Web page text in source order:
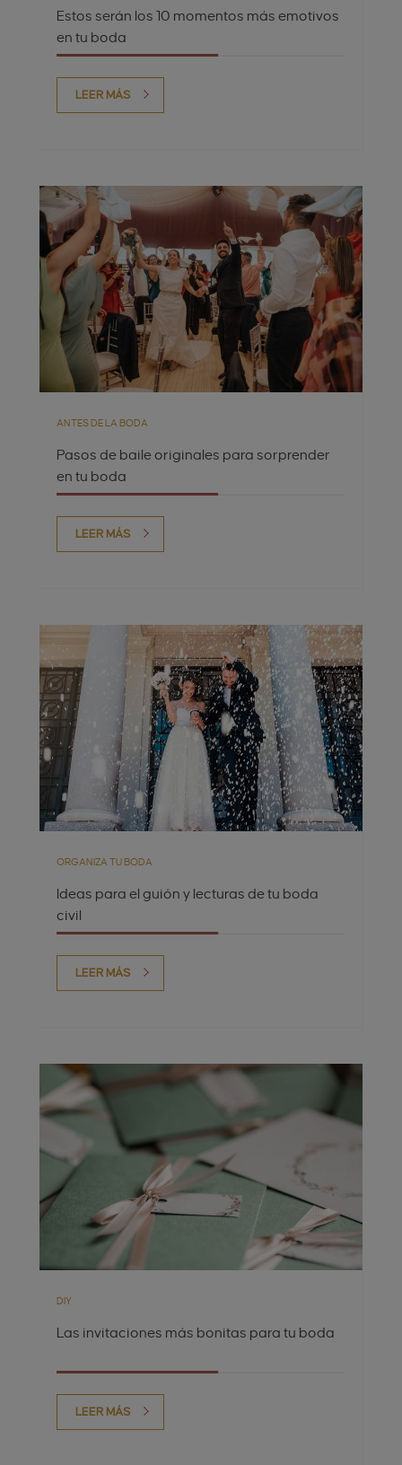
Estos serán los 10 momentos más emotivos
en tu boda
LEER MÁS
ANTES DE LA BODA
Pasos de baile originales para sorprender
en tu boda
LEER MÁS
ORGANIZA TU BODA
Ideas para el guión y lecturas de tu boda
civil
LEER MÁS
DIY
Las invitaciones más bonitas para tu boda
LEER MÁS